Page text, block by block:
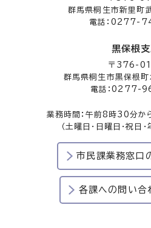
群馬県桐生市新里町
電話：0277-
黒保根
〒376-
群馬県桐生市黒保根
電話：0277-
業務時間：午前8時30分
（土曜日・日曜日・祝日
市民課業務窓口
各課への問い合